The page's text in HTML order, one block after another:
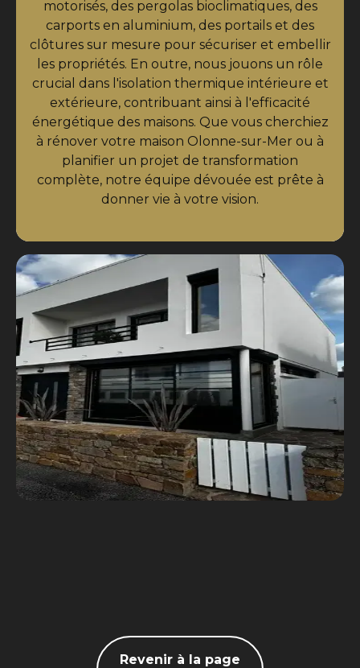
motorisés, des pergolas bioclimatiques, des
carports en aluminium, des portails et des
clôtures sur mesure pour sécuriser et embellir
les propriétés. En outre, nous jouons un rôle
crucial dans l'isolation thermique intérieure et
extérieure, contribuant ainsi à l'efficacité
énergétique des maisons. Que vous cherchiez
à rénover votre maison Olonne-sur-Mer ou à
planifier un projet de transformation
complète, notre équipe dévouée est prête à
donner vie à votre vision.
Revenir à la page